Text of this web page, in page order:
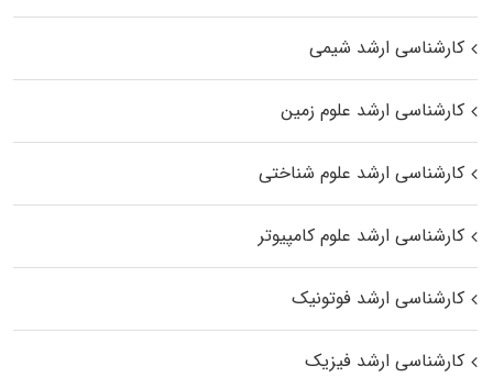
کارشناسی ارشد شیمی
کارشناسی ارشد علوم زمین
کارشناسی ارشد علوم شناختی
کارشناسی ارشد علوم کامپیوتر
کارشناسی ارشد فوتونیک
کارشناسی ارشد فیزیک